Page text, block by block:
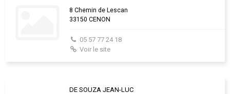
8 Chemin de Lescan
33150 CENON
05 57 77 24 18
Voir le site
DE SOUZA JEAN-LUC